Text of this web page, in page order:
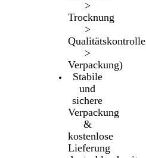
>
Trocknung
>
Qualitätskontrolle
>
Verpackung)
Stabile
und
sichere
Verpackung
&
kostenlose
Lieferung